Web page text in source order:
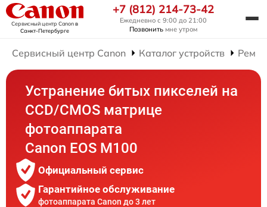
Сервисный центр Canonв
Санкт-Петербурге
+7 (812) 214-73-42
Ежедневно с 9:00 до 21:00
Позвонить мне утром
Сервисный центр Canon Каталог устройств
Устранение битых пикселей на
CCD/CMOS матрице
фотоаппарата
Canon EOS M100
Официальный сервис
Гарантийное обслуживание
фотоаппарата Canon до 3 лет